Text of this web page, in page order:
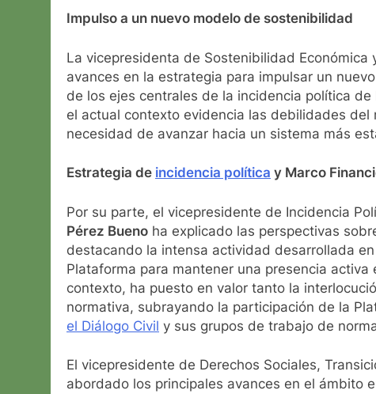
Impulso a un nuevo modelo de sostenibilidad
La vicepresidenta de Sostenibilidad Económica
avances en la estrategia para impulsar un
de los ejes centrales de la incidencia política
el actual contexto evidencia las debilidades
necesidad de avanzar hacia un sistema más
Estrategia de incidencia política y Marco
Por su parte, el vicepresidente de Incidencia
Pérez Bueno ha explicado las perspectivas
destacando la intensa actividad desarrollada
Plataforma para mantener una presencia
contexto, ha puesto en valor tanto la
normativa, subrayando la participación de la
el Diálogo Civil y sus grupos de trabajo de
El vicepresidente de Derechos Sociales,
abordado los principales avances en el ámbito